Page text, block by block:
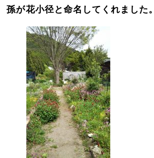
孫が花小径と命名してくれました。